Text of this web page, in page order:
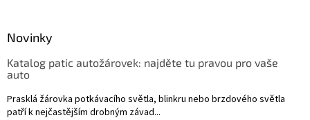
Novinky
Katalog patic autožárovek: najděte tu pravou pro vaše
auto
Prasklá žárovka potkávacího světla, blinkru nebo brzdového světla
patří k nejčastějším drobným závad...